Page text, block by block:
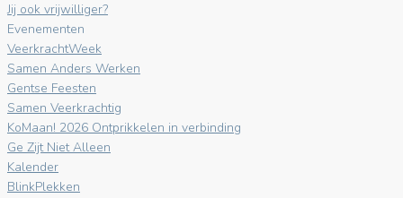
Jij ook vrijwilliger?
Evenementen
VeerkrachtWeek
Samen Anders Werken
Gentse Feesten
Samen Veerkrachtig
KoMaan! 2026 Ontprikkelen in verbinding
Ge Zijt Niet Alleen
Kalender
BlinkPlekken